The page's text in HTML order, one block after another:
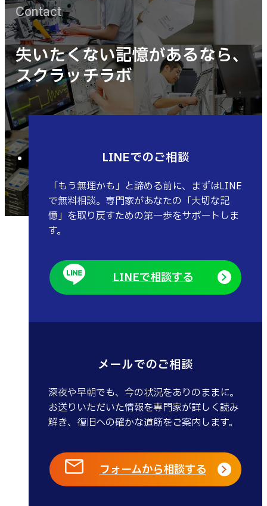
失いたくない記憶があるなら、
スクラッチラボ
Contact
LINEでのご相談
「もう無理かも」と諦める前に、まずはLINE
で無料相談。専門家があなたの「大切な記
憶」を取り戻すための第一歩をサポートしま
す。
LINEで相談する
メールでのご相談
深夜や早朝でも、今の状況をありのままに。
お送りいただいた情報を専門家が詳しく読み
解き、復旧への確かな道筋をご案内します。
フォームから相談する